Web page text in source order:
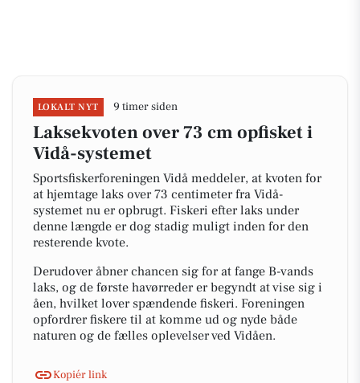
LOKALT NYT 9 timer siden
Laksekvoten over 73 cm opfisket i
Vidå-systemet
Sportsfiskerforeningen Vidå meddeler, at kvoten for
at hjemtage laks over 73 centimeter fra Vidå-
systemet nu er opbrugt. Fiskeri efter laks under
denne længde er dog stadig muligt inden for den
resterende kvote.
Derudover åbner chancen sig for at fange B-vands
laks, og de første havørreder er begyndt at vise sig i
åen, hvilket lover spændende fiskeri. Foreningen
opfordrer fiskere til at komme ud og nyde både
naturen og de fælles oplevelser ved Vidåen.
Kopiér link